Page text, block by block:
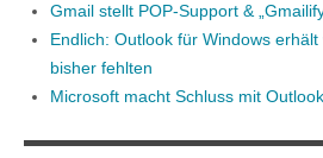
Gmail stellt POP-Support &
Endlich: Outlook für Windows
bisher fehlten
Microsoft macht Schluss mit